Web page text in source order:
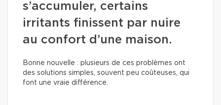
s’accumuler, certains
irritants finissent par nuire
au confort d’une maison.
Bonne nouvelle : plusieurs de ces problèmes ont
des solutions simples, souvent peu coûteuses, qui
font une vraie différence.